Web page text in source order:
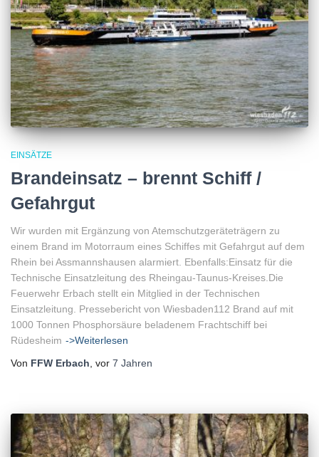
EINSÄTZE
Brandeinsatz – brennt Schiff /
Gefahrgut
Wir wurden mit Ergänzung von Atemschutzgeräteträgern zu
einem Brand im Motorraum eines Schiffes mit Gefahrgut auf dem
Rhein bei Assmannshausen alarmiert. Ebenfalls:Einsatz für die
Technische Einsatzleitung des Rheingau-Taunus-Kreises.Die
Feuerwehr Erbach stellt ein Mitglied in der Technischen
Einsatzleitung. Pressebericht von Wiesbaden112 Brand auf mit
1000 Tonnen Phosphorsäure beladenem Frachtschiff bei
Rüdesheim ->Weiterlesen
Von FFW Erbach, vor 7 Jahren